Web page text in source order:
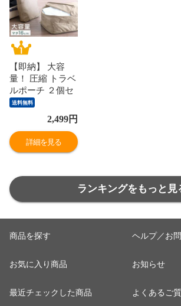
【即納】 大容
量！ 圧縮 トラベ
ルポーチ ２個セ
ット S + M セパ
レートタイプ 仕
切り付 防水 水洗
い可 圧縮バッグ
収納ポーチ 軽量
バッグ 出張 旅行
84300023〔グレ
送料無料
2,499円
詳細を見る
ランキングをもっと見
商品を探す
お気に入り商品
最近チェックした商品
ヘルプ／お
お知らせ
よくあるご